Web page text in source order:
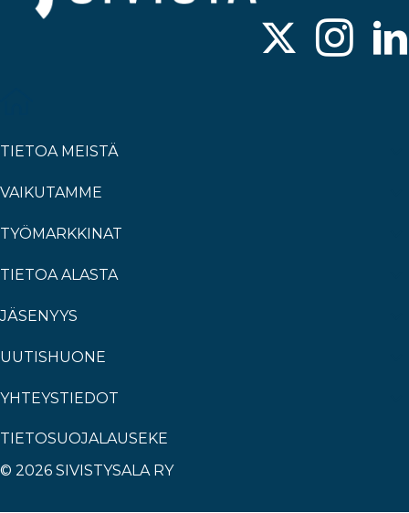
TIETOA MEISTÄ
VAIKUTAMME
TYÖMARKKINAT
TIETOA ALASTA
JÄSENYYS
UUTISHUONE
YHTEYSTIEDOT
TIETOSUOJALAUSEKE
© 2026 SIVISTYSALA RY